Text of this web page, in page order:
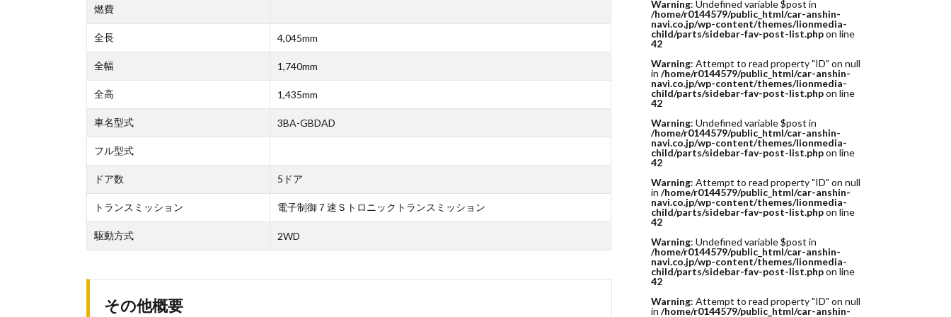
燃費
全長 4,045mm
全幅 1,740mm
全高 1,435mm
車名型式 3BA-GBDAD
フル型式
ドア数 5ドア
トランスミッション 電子制御７速Ｓトロニックトランスミッション
駆動方式 2WD
その他概要
Warning: Undefined variable $post in
/home/r0144579/public_html/car-anshin-
navi.co.jp/wp-content/themes/lionmedia-
child/parts/sidebar-fav-post-list.phpon line
42
Warning: Attempt to read property "ID" on null
in /home/r0144579/public_html/car-anshin-
navi.co.jp/wp-content/themes/lionmedia-
child/parts/sidebar-fav-post-list.phpon line
42
Warning: Undefined variable $post in
/home/r0144579/public_html/car-anshin-
navi.co.jp/wp-content/themes/lionmedia-
child/parts/sidebar-fav-post-list.phpon line
42
Warning: Attempt to read property "ID" on null
in /home/r0144579/public_html/car-anshin-
navi.co.jp/wp-content/themes/lionmedia-
child/parts/sidebar-fav-post-list.phpon line
42
Warning: Undefined variable $post in
/home/r0144579/public_html/car-anshin-
navi.co.jp/wp-content/themes/lionmedia-
child/parts/sidebar-fav-post-list.phpon line
42
Warning: Attempt to read property "ID" on null
in /home/r0144579/public_html/car-anshin-